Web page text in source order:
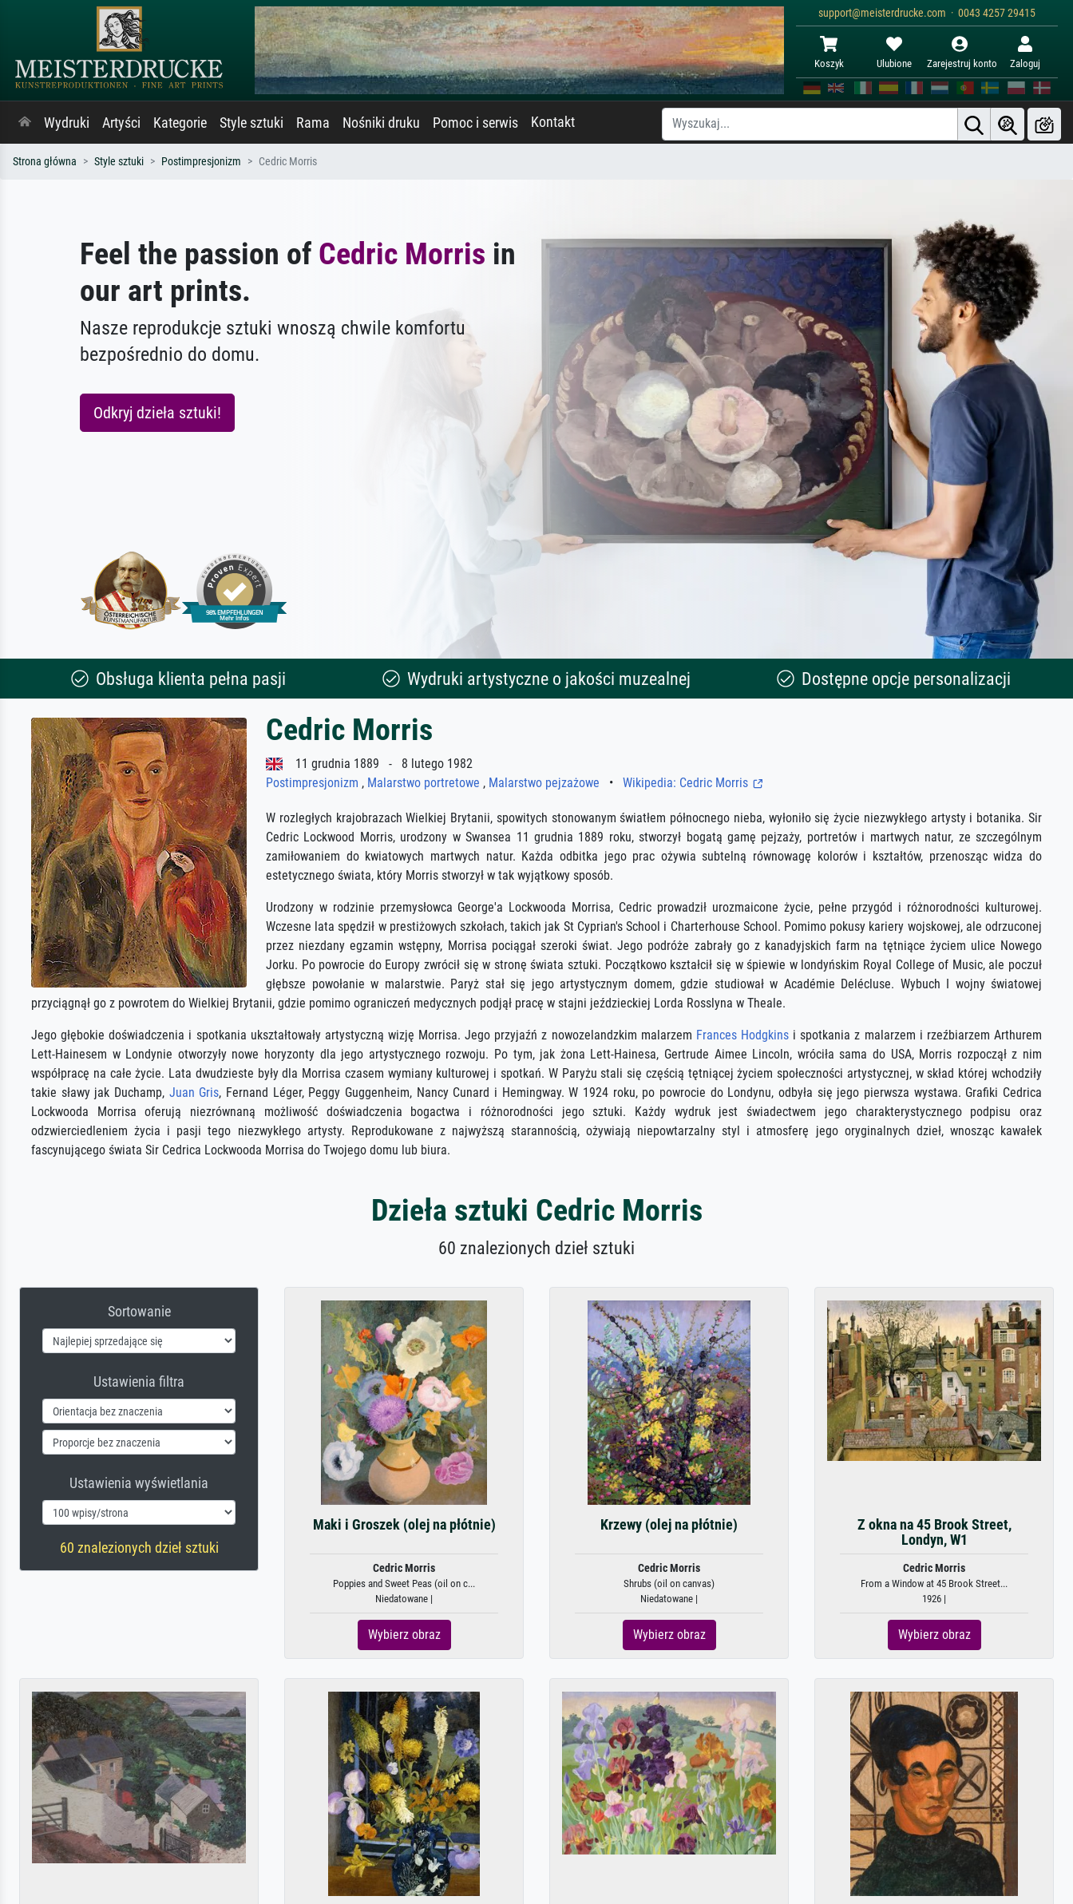
support@meisterdrucke.com · 0043 4257 29415
Koszyk Ulubione Zarejestruj konto Zaloguj
Wydruki Artyści Kategorie Style sztuki Rama Nośniki druku Pomoc i serwis Kontakt
Strona główna Style sztuki Postimpresjonizm Cedric Morris
Feel the passion of Cedric Morris in
our art prints.
Nasze reprodukcje sztuki wnoszą chwile komfortu
bezpośrednio do domu.
Odkryj dzieła sztuki!
Obsługa klienta pełna pasji Wydruki artystyczne o jakości muzealnej Dostępne opcje personalizacji
Cedric Morris
11 grudnia 1889 - 8 lutego 1982
Postimpresjonizm , Malarstwo portretowe , Malarstwo pejzażowe • Wikipedia: Cedric Morris
W rozległych krajobrazach Wielkiej Brytanii, spowitych stonowanym światłem północnego nieba, wyłoniło się życie niezwykłego artysty i botanika. Sir
Cedric Lockwood Morris, urodzony w Swansea 11 grudnia 1889 roku, stworzył bogatą gamę pejzaży, portretów i martwych natur, ze szczególnym
zamiłowaniem do kwiatowych martwych natur. Każda odbitka jego prac ożywia subtelną równowagę kolorów i kształtów, przenosząc widza do
estetycznego świata, który Morris stworzył w tak wyjątkowy sposób.
Urodzony w rodzinie przemysłowca George'a Lockwooda Morrisa, Cedric prowadził urozmaicone życie, pełne przygód i różnorodności kulturowej.
Wczesne lata spędził w prestiżowych szkołach, takich jak St Cyprian's School i Charterhouse School. Pomimo pokusy kariery wojskowej, ale odrzuconej
przez niezdany egzamin wstępny, Morrisa pociągał szeroki świat. Jego podróże zabrały go z kanadyjskich farm na tętniące życiem ulice Nowego
Jorku. Po powrocie do Europy zwrócił się w stronę świata sztuki. Początkowo kształcił się w śpiewie w londyńskim Royal College of Music, ale poczuł
głębsze powołanie w malarstwie. Paryż stał się jego artystycznym domem, gdzie studiował w Académie Delécluse. Wybuch I wojny światowej
przyciągnął go z powrotem do Wielkiej Brytanii, gdzie pomimo ograniczeń medycznych podjął pracę w stajni jeździeckiej Lorda Rosslyna w Theale.
Jego głębokie doświadczenia i spotkania ukształtowały artystyczną wizję Morrisa. Jego przyjaźń z nowozelandzkim malarzem Frances Hodgkins i spotkania z malarzem i rzeźbiarzem Arthurem
Lett-Hainesem w Londynie otworzyły nowe horyzonty dla jego artystycznego rozwoju. Po tym, jak żona Lett-Hainesa, Gertrude Aimee Lincoln, wróciła sama do USA, Morris rozpoczął z nim
współpracę na całe życie. Lata dwudzieste były dla Morrisa czasem wymiany kulturowej i spotkań. W Paryżu stali się częścią tętniącej życiem społeczności artystycznej, w skład której wchodziły
takie sławy jak Duchamp, Juan Gris, Fernand Léger, Peggy Guggenheim, Nancy Cunard i Hemingway. W 1924 roku, po powrocie do Londynu, odbyła się jego pierwsza wystawa. Grafiki Cedrica
Lockwooda Morrisa oferują niezrównaną możliwość doświadczenia bogactwa i różnorodności jego sztuki. Każdy wydruk jest świadectwem jego charakterystycznego podpisu oraz
odzwierciedleniem życia i pasji tego niezwykłego artysty. Reprodukowane z najwyższą starannością, ożywiają niepowtarzalny styl i atmosferę jego oryginalnych dzieł, wnosząc kawałek
fascynującego świata Sir Cedrica Lockwooda Morrisa do Twojego domu lub biura.
Dzieła sztuki Cedric Morris
60 znalezionych dzieł sztuki
Sortowanie
Ustawienia filtra
Ustawienia wyświetlania
60 znalezionych dzieł sztuki
Maki i Groszek (olej na płótnie)
Cedric Morris
Poppies and Sweet Peas (oil on c...
Niedatowane |
Wybierz obraz
Krzewy (olej na płótnie)
Cedric Morris
Shrubs (oil on canvas)
Niedatowane |
Wybierz obraz
Z okna na 45 Brook Street,
Londyn, W1
Cedric Morris
From a Window at 45 Brook Street...
1926 |
Wybierz obraz